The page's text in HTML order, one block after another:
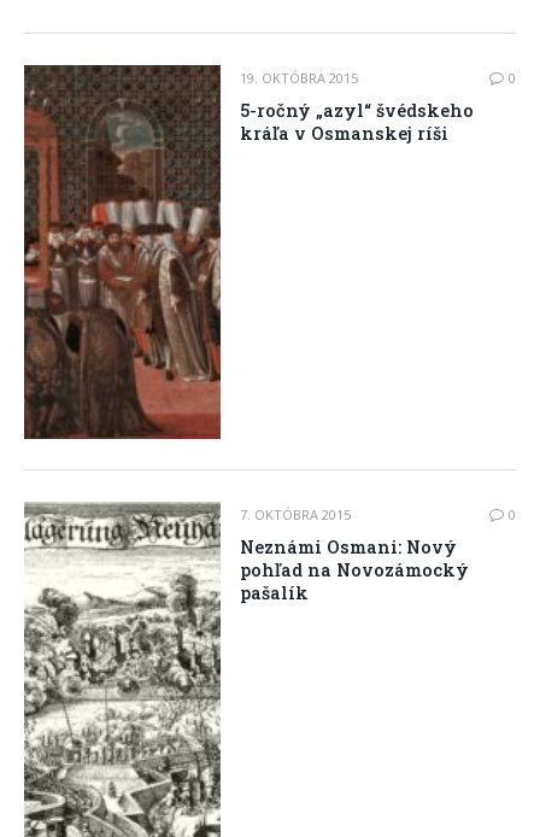
19. OKTÓBRA 2015 0
5-ročný „azyl“ švédskeho
kráľa v Osmanskej ríši
7. OKTÓBRA 2015 0
Neznámi Osmani: Nový
pohľad na Novozámocký
pašalík